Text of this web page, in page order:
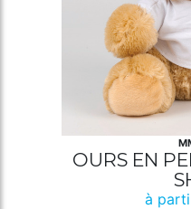
OURS EN
à